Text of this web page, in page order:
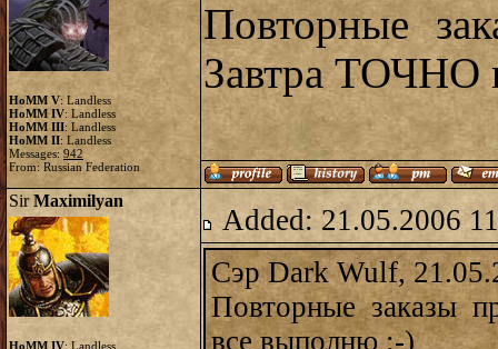
HoMM V: Landless
HoMM IV: Landless
HoMM III: Landless
HoMM II: Landless
Messages:942
From: Russian Federation
Повторные
Завтра ТОЧНО
SirMaximilyan
HoMM IV: Landless
Added: 21.05.2006
Сэр Dark Wulf,
Повторные заказы
все выполню :-)